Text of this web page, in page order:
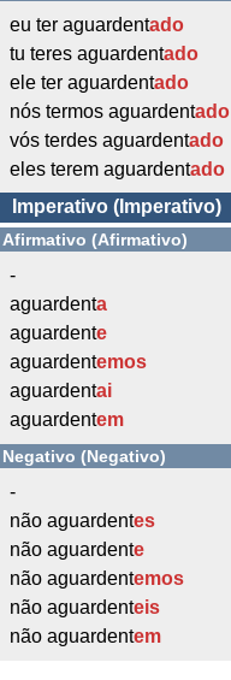
eu ter aguardentado
tu teres aguardentado
ele ter aguardentado
nós termos aguardentado
vós terdes aguardentado
eles terem aguardentado
Imperativo (Imperativo)
Afirmativo (Afirmativo)
-
aguardenta
aguardente
aguardentemos
aguardentai
aguardentem
Negativo (Negativo)
-
não aguardentes
não aguardente
não aguardentemos
não aguardenteis
não aguardentem